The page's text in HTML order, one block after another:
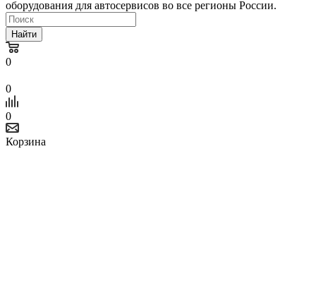
оборудования для автосервисов во все регионы России.
Найти
0
0
0
Корзина